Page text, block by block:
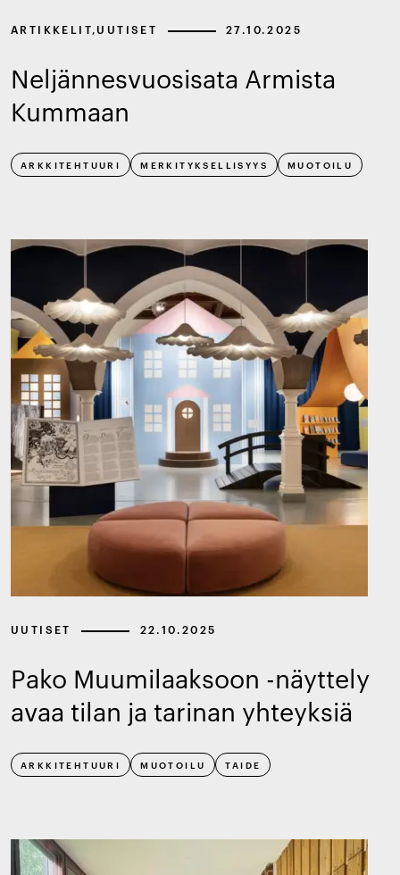
ARTIKKELIT,UUTISET 27.10.2025
Neljännesvuosisata Armista
Kummaan
ARKKITEHTUURI MERKITYKSELLISYYS MUOTOILU
UUTISET 22.10.2025
Pako Muumilaaksoon -näyttely
avaa tilan ja tarinan yhteyksiä
ARKKITEHTUURI MUOTOILU TAIDE